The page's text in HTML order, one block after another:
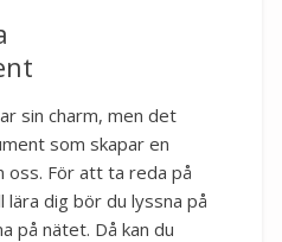
sin charm, men det
som skapar en
oss. För att ta reda på
dig bör du lyssna på
på nätet. Då kan du